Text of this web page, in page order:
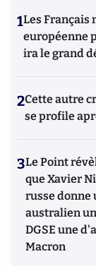
1Les Français
européenne
ira le grand
2Cette autre
se profile
3Le Point
que Xavier
russe donne
australien
DGSE une
Macron